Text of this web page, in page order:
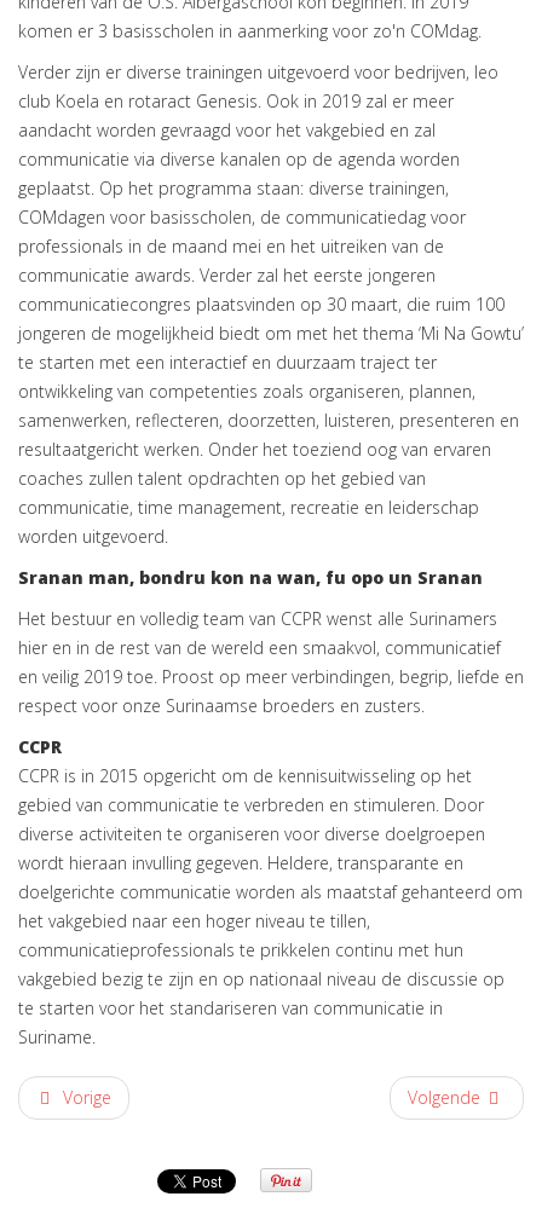
komen er 3 basisscholen in aanmerking voor zo'n COMdag.
Verder zijn er diverse trainingen uitgevoerd voor bedrijven, leo
club Koela en rotaract Genesis. Ook in 2019 zal er meer
aandacht worden gevraagd voor het vakgebied en zal
communicatie via diverse kanalen op de agenda worden
geplaatst. Op het programma staan: diverse trainingen,
COMdagen voor basisscholen, de communicatiedag voor
professionals in de maand mei en het uitreiken van de
communicatie awards. Verder zal het eerste jongeren
communicatiecongres plaatsvinden op 30 maart, die ruim 100
jongeren de mogelijkheid biedt om met het thema ‘Mi Na Gowtu’
te starten met een interactief en duurzaam traject ter
ontwikkeling van competenties zoals organiseren, plannen,
samenwerken, reflecteren, doorzetten, luisteren, presenteren en
resultaatgericht werken. Onder het toeziend oog van ervaren
coaches zullen talent opdrachten op het gebied van
communicatie, time management, recreatie en leiderschap
worden uitgevoerd.
Sranan man, bondru kon na wan, fu opo un Sranan
Het bestuur en volledig team van CCPR wenst alle Surinamers
hier en in de rest van de wereld een smaakvol, communicatief
en veilig 2019 toe. Proost op meer verbindingen, begrip, liefde en
respect voor onze Surinaamse broeders en zusters.
CCPR
CCPR is in 2015 opgericht om de kennisuitwisseling op het
gebied van communicatie te verbreden en stimuleren. Door
diverse activiteiten te organiseren voor diverse doelgroepen
wordt hieraan invulling gegeven. Heldere, transparante en
doelgerichte communicatie worden als maatstaf gehanteerd om
het vakgebied naar een hoger niveau te tillen,
communicatieprofessionals te prikkelen continu met hun
vakgebied bezig te zijn en op nationaal niveau de discussie op
te starten voor het standariseren van communicatie in
Suriname.
Vorige Volgende